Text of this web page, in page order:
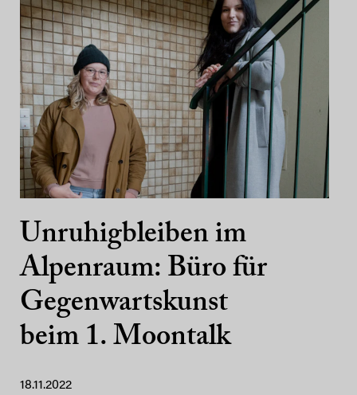
Unruhigbleiben im
Alpenraum: Büro für
Gegenwartskunst
beim 1. Moontalk
18.11.2022